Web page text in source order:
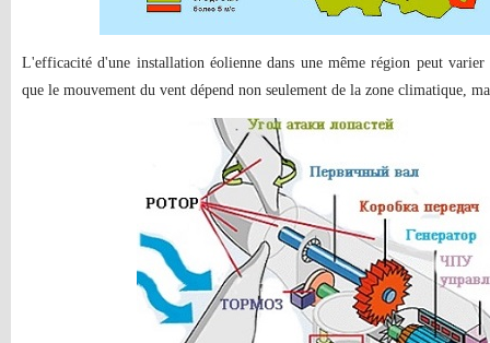
L'efficacité d'une installation éolienne dans une même région peut
que le mouvement du vent dépend non seulement de la zone climatique,